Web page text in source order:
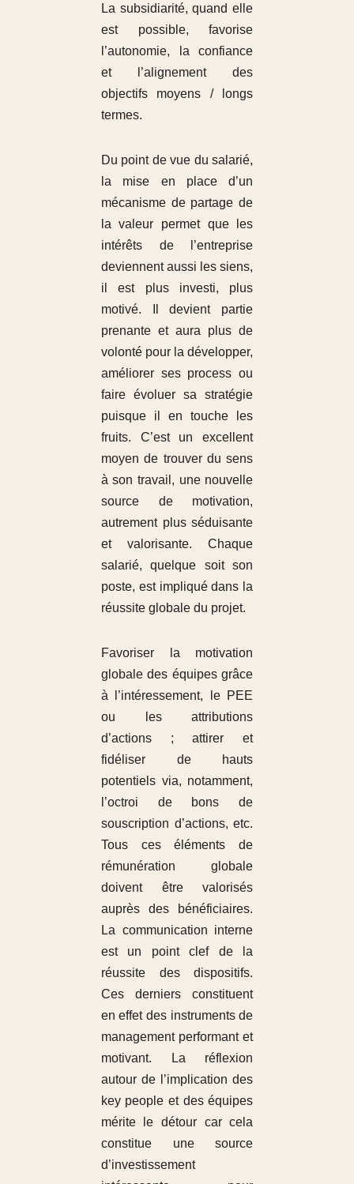
La subsidiarité, quand elle
est possible, favorise
l’autonomie, la confiance
et l’alignement des
objectifs moyens / longs
termes.
Du point de vue du salarié,
la mise en place d’un
mécanisme de partage de
la valeur permet que les
intérêts de l’entreprise
deviennent aussi les siens,
il est plus investi, plus
motivé. Il devient partie
prenante et aura plus de
volonté pour la développer,
améliorer ses process ou
faire évoluer sa stratégie
puisque il en touche les
fruits. C’est un excellent
moyen de trouver du sens
à son travail, une nouvelle
source de motivation,
autrement plus séduisante
et valorisante. Chaque
salarié, quelque soit son
poste, est impliqué dans la
réussite globale du projet.
Favoriser la motivation
globale des équipes grâce
à l’intéressement, le PEE
ou les attributions
d’actions ; attirer et
fidéliser de hauts
potentiels via, notamment,
l’octroi de bons de
souscription d’actions, etc.
Tous ces éléments de
rémunération globale
doivent être valorisés
auprès des bénéficiaires.
La communication interne
est un point clef de la
réussite des dispositifs.
Ces derniers constituent
en effet des instruments de
management performant et
motivant. La réflexion
autour de l’implication des
key people et des équipes
mérite le détour car cela
constitue une source
d’investissement